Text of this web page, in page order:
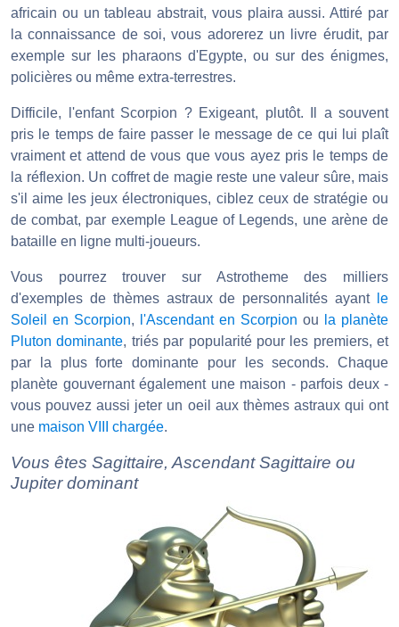
africain ou un tableau abstrait, vous plaira aussi. Attiré par
la connaissance de soi, vous adorerez un livre érudit, par
exemple sur les pharaons d'Egypte, ou sur des énigmes,
policières ou même extra-terrestres.
Difficile, l'enfant Scorpion ? Exigeant, plutôt. Il a souvent
pris le temps de faire passer le message de ce qui lui plaît
vraiment et attend de vous que vous ayez pris le temps de
la réflexion. Un coffret de magie reste une valeur sûre, mais
s'il aime les jeux électroniques, ciblez ceux de stratégie ou
de combat, par exemple League of Legends, une arène de
bataille en ligne multi-joueurs.
Vous pourrez trouver sur Astrotheme des milliers
d'exemples de thèmes astraux de personnalités ayant
le
Soleil en Scorpion, l'Ascendant en Scorpion ou
la planète
Pluton dominante, triés par popularité pour les premiers, et
par la plus forte dominante pour les seconds. Chaque
planète gouvernant également une maison - parfois deux -
vous pouvez aussi jeter un oeil aux thèmes astraux qui ont
une maison VIII chargée.
Vous êtes Sagittaire, Ascendant Sagittaire ou
Jupiter dominant